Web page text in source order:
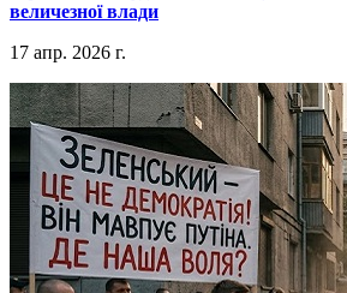
величезної влади
17 апр. 2026 г.